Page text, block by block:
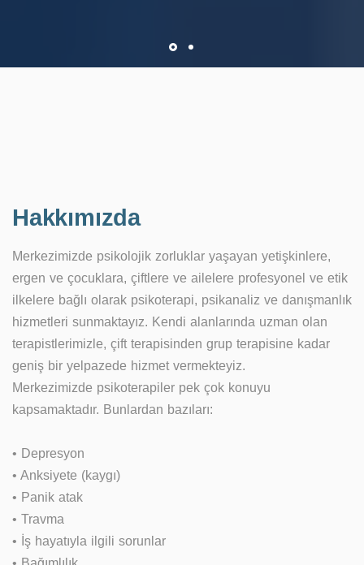
Hakkımızda
Merkezimizde psikolojik zorluklar yaşayan yetişkinlere,
ergen ve çocuklara, çiftlere ve ailelere profesyonel ve etik
ilkelere bağlı olarak psikoterapi, psikanaliz ve danışmanlık
hizmetleri sunmaktayız. Kendi alanlarında uzman olan
terapistlerimizle, çift terapisinden grup terapisine kadar
geniş bir yelpazede hizmet vermekteyiz.
Merkezimizde psikoterapiler pek çok konuyu
kapsamaktadır. Bunlardan bazıları:
• Depresyon
• Anksiyete (kaygı)
• Panik atak
• Travma
• İş hayatıyla ilgili sorunlar